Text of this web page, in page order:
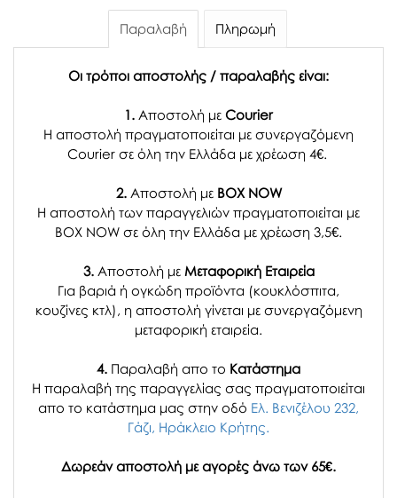
Παραλαβή Πληρωμή
Οι τρόποι αποστολής / παραλαβής είναι:
1. Αποστολή με Courier
Η αποστολή πραγματοποιείται με συνεργαζόμενη
Courier σε όλη την Ελλάδα με χρέωση 4€.
2. Αποστολή μεBOX NOW
Η αποστολή των παραγγελιών πραγματοποιείται με
BOX NOW σε όλη την Ελλάδα με χρέωση 3,5€.
3. Αποστολή μεΜεταφορική Εταιρεία
Για βαριά ή ογκώδη προϊόντα (κουκλόσπιτα,
κουζίνες κτλ), η αποστολή γίνεται με συνεργαζόμενη
μεταφορική εταιρεία.
4. Παραλαβή απο το Κατάστημα
H παραλαβή της παραγγελίας σας πραγματοποιείται
απο το κατάστημα μας στην οδό Ελ. Βενιζέλου 232,
Γάζι, Ηράκλειο Κρήτης.
Δωρεάν αποστολή με αγορές άνω των 65€.